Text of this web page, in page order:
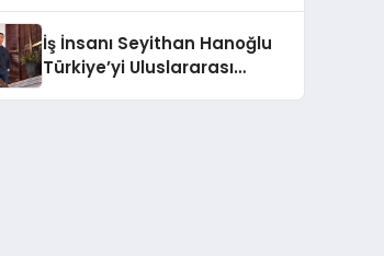
İş İnsanı Seyithan Hanoğlu
Türkiye’yi Uluslararası